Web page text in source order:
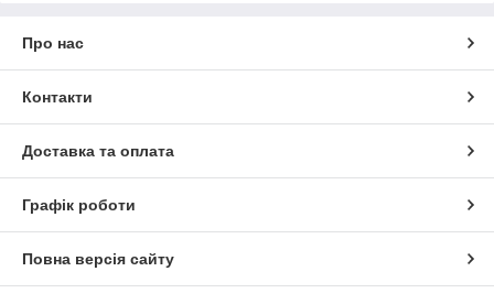
Про нас
Контакти
Доставка та оплата
Графік роботи
Повна версія сайту